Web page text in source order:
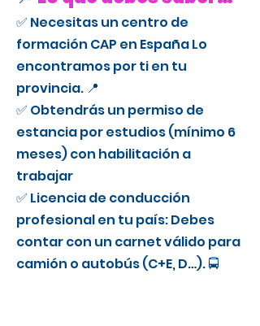
✅ Necesitas un centro de
formación CAP en España Lo
encontramos por ti en tu
provincia. 📍
✅ Obtendrás un permiso de
estancia por estudios (mínimo 6
meses) con habilitación a
trabajar
✅ Licencia de conducción
profesional en tu país: Debes
contar con un carnet válido para
camión o autobús (C+E, D…). 🚍